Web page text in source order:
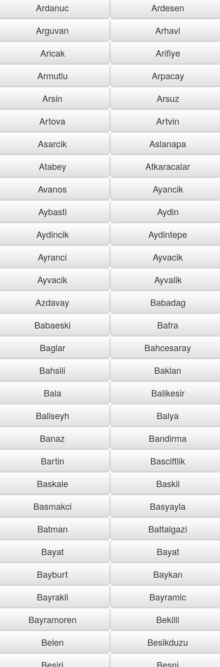
Ardanuc
Ardesen
Arguvan
Arhavi
Aricak
Arifiye
Armutlu
Arpacay
Arsin
Arsuz
Artova
Artvin
Asarcik
Aslanapa
Atabey
Atkaracalar
Avanos
Ayancik
Aybasti
Aydin
Aydincik
Aydintepe
Ayranci
Ayvacik
Ayvacik
Ayvalik
Azdavay
Babadag
Babaeski
Bafra
Baglar
Bahcesaray
Bahsili
Baklan
Bala
Balikesir
Baliseyh
Balya
Banaz
Bandirma
Bartin
Basciftlik
Baskale
Baskil
Basmakci
Basyayla
Batman
Battalgazi
Bayat
Bayat
Bayburt
Baykan
Bayrakli
Bayramic
Bayramoren
Bekilli
Belen
Besikduzu